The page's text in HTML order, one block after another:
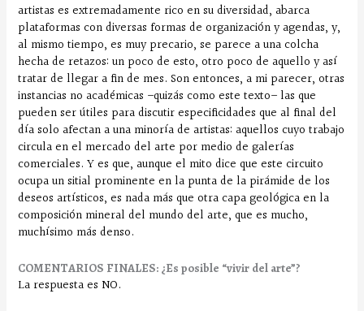
artistas es extremadamente rico en su diversidad, abarca
plataformas con diversas formas de organización y agendas, y,
al mismo tiempo, es muy precario, se parece a una colcha
hecha de retazos: un poco de esto, otro poco de aquello y así
tratar de llegar a fin de mes. Son entonces, a mi parecer, otras
instancias no académicas –quizás como este texto– las que
pueden ser útiles para discutir especificidades que al final del
día solo afectan a una minoría de artistas: aquellos cuyo trabajo
circula en el mercado del arte por medio de galerías
comerciales. Y es que, aunque el mito dice que este circuito
ocupa un sitial prominente en la punta de la pirámide de los
deseos artísticos, es nada más que otra capa geológica en la
composición mineral del mundo del arte, que es mucho,
muchísimo más denso.
COMENTARIOS FINALES: ¿Es posible “vivir del arte”?
La respuesta es NO.